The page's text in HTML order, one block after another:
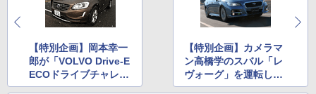
【特別企画】岡本幸一
郎が「VOLVO Drive-E
ECOドライブチャレン
ジ」でXC60の燃費性
【特別企画】カメラマ
ン高橋学のスバル「レ
ヴォーグ」を運転して
みました